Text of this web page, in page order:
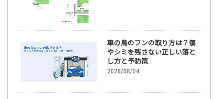
車の鳥のフンの取り方は？傷
やシミを残さない正しい落と
し方と予防策
2026/08/04